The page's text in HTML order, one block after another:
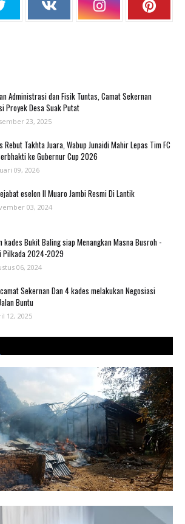
Administrasi dan Fisik Tuntas, Camat Sekernan
Proyek Desa Suak Putat
23, 2025
Rebut Takhta Juara, Wabup Junaidi Mahir Lepas Tim FC
ke Gubernur Cup 2026
09, 2026
eselon II Muaro Jambi Resmi Di Lantik
03, 2024
kades Bukit Baling siap Menangkan Masna Busroh -
Pilkada 2024-2029
06, 2024
Sekernan Dan 4 kades melakukan Negosiasi
Buntu
12, 2025